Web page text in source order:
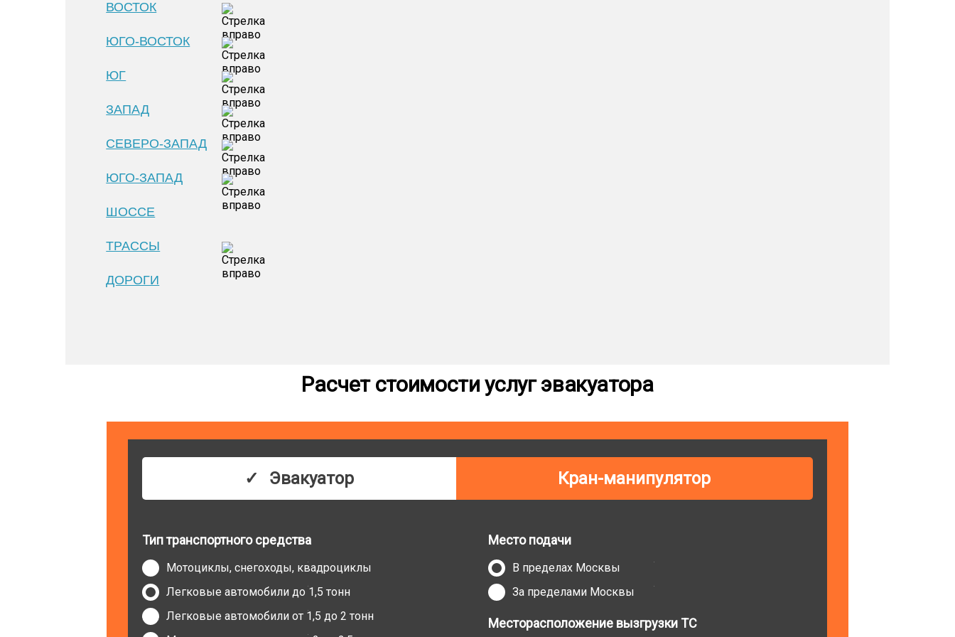
ВОСТОК
ЮГО-ВОСТОК
ЮГ
ЗАПАД
СЕВЕРО-ЗАПАД
ЮГО-ЗАПАД
ШОССЕ
ТРАССЫ
ДОРОГИ
Расчет стоимости услуг эвакуатора
Эвакуатор Кран-манипулятор
Тип транспортного средства
Мотоциклы, снегоходы, квадроциклы
Легковые автомобили до 1,5 тонн
Легковые автомобили от 1,5 до 2 тонн
Место подачи
В пределах Москвы
За пределами Москвы
Месторасположение вызгрузки ТС